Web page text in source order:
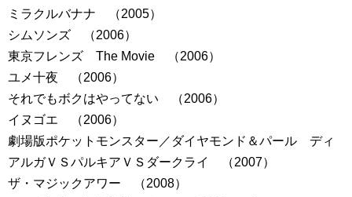
ミラクルバナナ （2005）
シムソンズ （2006）
東京フレンズ The Movie （2006）
ユメ十夜 （2006）
それでもボクはやってない （2006）
イヌゴエ （2006）
劇場版ポケットモンスター／ダイヤモンド＆パール ディ
アルガＶＳパルキアＶＳダークライ （2007）
ザ・マジックアワー （2008）